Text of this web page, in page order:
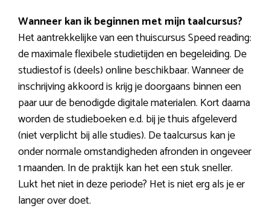
Wanneer kan ik beginnen met mijn taalcursus?
Het aantrekkelijke van een thuiscursus Speed reading:
de maximale flexibele studietijden en begeleiding. De
studiestof is (deels) online beschikbaar. Wanneer de
inschrijving akkoord is krijg je doorgaans binnen een
paar uur de benodigde digitale materialen. Kort daarna
worden de studieboeken e.d. bij je thuis afgeleverd
(niet verplicht bij alle studies). De taalcursus kan je
onder normale omstandigheden afronden in ongeveer
1 maanden. In de praktijk kan het een stuk sneller.
Lukt het niet in deze periode? Het is niet erg als je er
langer over doet.